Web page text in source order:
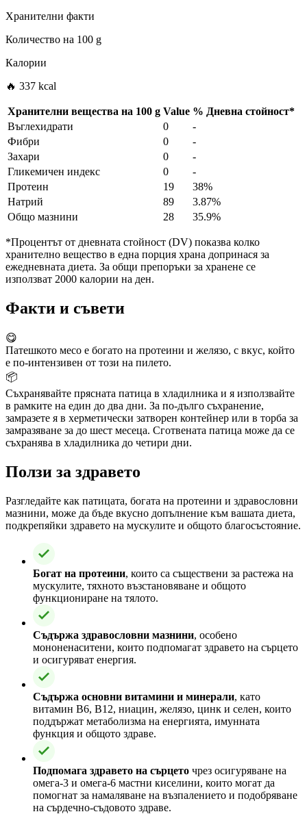
Хранителни факти
Количество на 100 g
Калории
🔥 337 kcal
Хранителни вещества на 100 g Value % Дневна стойност*
Въглехидрати
0
-
Фибри
0
-
Захари
0
-
Гликемичен индекс
0
-
Протеин
19
38%
Натрий
89
3.87%
Общо мазнини
28 35.9%
*Процентът от дневната стойност (DV) показва колко
хранително вещество в една порция храна допринася за
ежедневната диета. За общи препоръки за хранене се
използват 2000 калории на ден.
Факти и съвети
😋
Патешкото месо е богато на протеини и желязо, с вкус, който
е по-интензивен от този на пилето.
📦
Съхранявайте прясната патица в хладилника и я използвайте
в рамките на един до два дни. За по-дълго съхранение,
замразете я в херметически затворен контейнер или в торба за
замразяване за до шест месеца. Сготвената патица може да се
съхранява в хладилника до четири дни.
Ползи за здравето
Разгледайте как патицата, богата на протеини и здравословни
мазнини, може да бъде вкусно допълнение към вашата диета,
подкрепяйки здравето на мускулите и общото благосъстояние.
Богат на протеини, които са съществени за растежа на
мускулите, тяхното възстановяване и общото
функциониране на тялото.
Съдържа здравословни мазнини, особено
мононенаситени, които подпомагат здравето на сърцето
и осигуряват енергия.
Съдържа основни витамини и минерали, като
витамин B6, B12, ниацин, желязо, цинк и селен, които
поддържат метаболизма на енергията, имунната
функция и общото здраве.
Подпомага здравето на сърцето чрез осигуряване на
омега-3 и омега-6 мастни киселини, които могат да
помогнат за намаляване на възпалението и подобряване
на сърдечно-съдовото здраве.